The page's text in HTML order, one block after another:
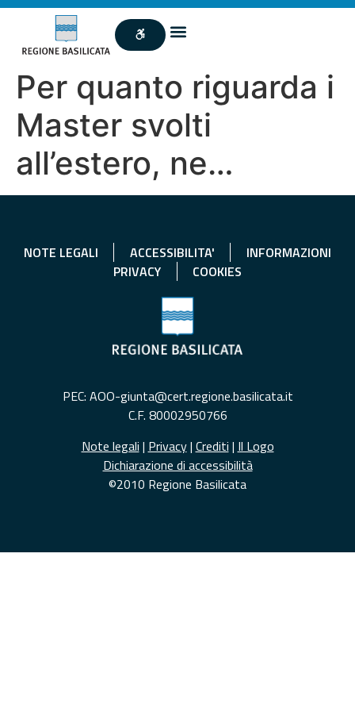
Per quanto riguarda i
Master svolti
all’estero, ne…
NOTE LEGALI ACCESSIBILITA'
INFORMAZIONI
PRIVACY
COOKIES
PEC: AOO-giunta@cert.regione.basilicata.it
C.F. 80002950766
Note legali | Privacy| Crediti | Il Logo
Dichiarazione di accessibilità
©2010 Regione Basilicata